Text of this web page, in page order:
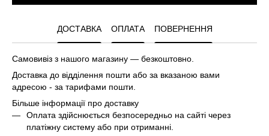
ДОСТАВКА ОПЛАТА ПОВЕРНЕННЯ
Самовивіз з нашого магазину — безкоштовно.
Доставка до відділення пошти або за вказаною вами
адресою - за тарифами пошти.
Більше інформації про доставку
Оплата здійснюється безпосередньо на сайті через
платіжну систему або при отриманні.